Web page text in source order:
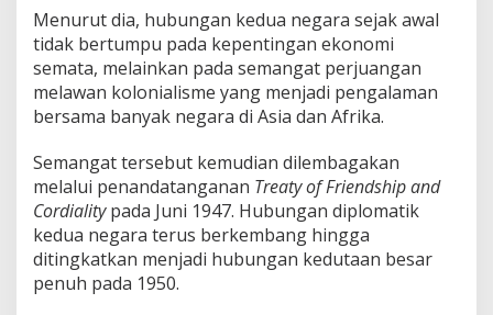
h
G
e
o
l
k
G
l
b
a
Menurut dia, hubungan kedua negara sejak awal
tidak bertumpu pada kepentingan ekonomi
semata, melainkan pada semangat perjuangan
melawan kolonialisme yang menjadi pengalaman
bersama banyak negara di Asia dan Afrika.
Semangat tersebut kemudian dilembagakan
melalui penandatanganan Treaty of Friendship and
Cordialitypada Juni 1947. Hubungan diplomatik
kedua negara terus berkembang hingga
ditingkatkan menjadi hubungan kedutaan besar
penuh pada 1950.